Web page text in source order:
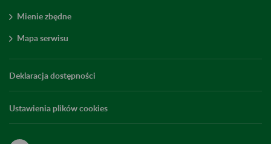
Mienie zbędne
Mapa serwisu
Deklaracja dostępności
Ustawienia plików cookies